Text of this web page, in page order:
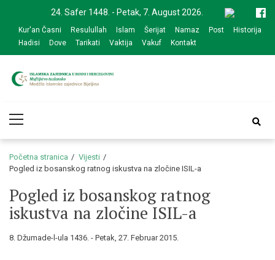
navigation
content
24. Safer 1448. - Petak, 7. August 2026.
Kur'an Časni Resulullah Islam Šerijat Namaz Post
Historija
Hadisi
Dove Tarikati Vaktija Vakuf Kontakt
zajednice Bijeljina
Menu
Početna stranica
Vijesti
Pogled iz bosanskog ratnog iskustva na zločine ISIL-a
Pogled iz bosanskog ratnog
iskustva na zločine ISIL-a
8. Džumade-l-ula 1436. - Petak, 27. Februar 2015.